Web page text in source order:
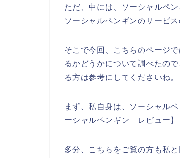
ただ、中には、ソーシャルペ
ソーシャルペンギンのサービ
そこで今回、こちらのページ
るかどうかについて調べたの
る方は参考にしてくださいね。
まず、私自身は、ソーシャル
ーシャルペンギン レビュー】
多分、こちらをご覧の方も私